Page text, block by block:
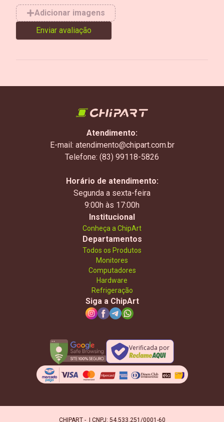
Adicionar imagens
Enviar avaliação
Atendimento:
E-mail: atendimento@chipart.com.br
Telefone: (83) 99118-5826
Horário de atendimento:
Segunda a sexta-feira
9:00h às 17:00h
Institucional
Conheça a ChipArt
Departamentos
Todos os Produtos
Monitores
Computadores
Hardware
Refrigeração
Siga a ChipArt
Verificada por
CHIPART - | CNPJ: 54.533.251/0001-60